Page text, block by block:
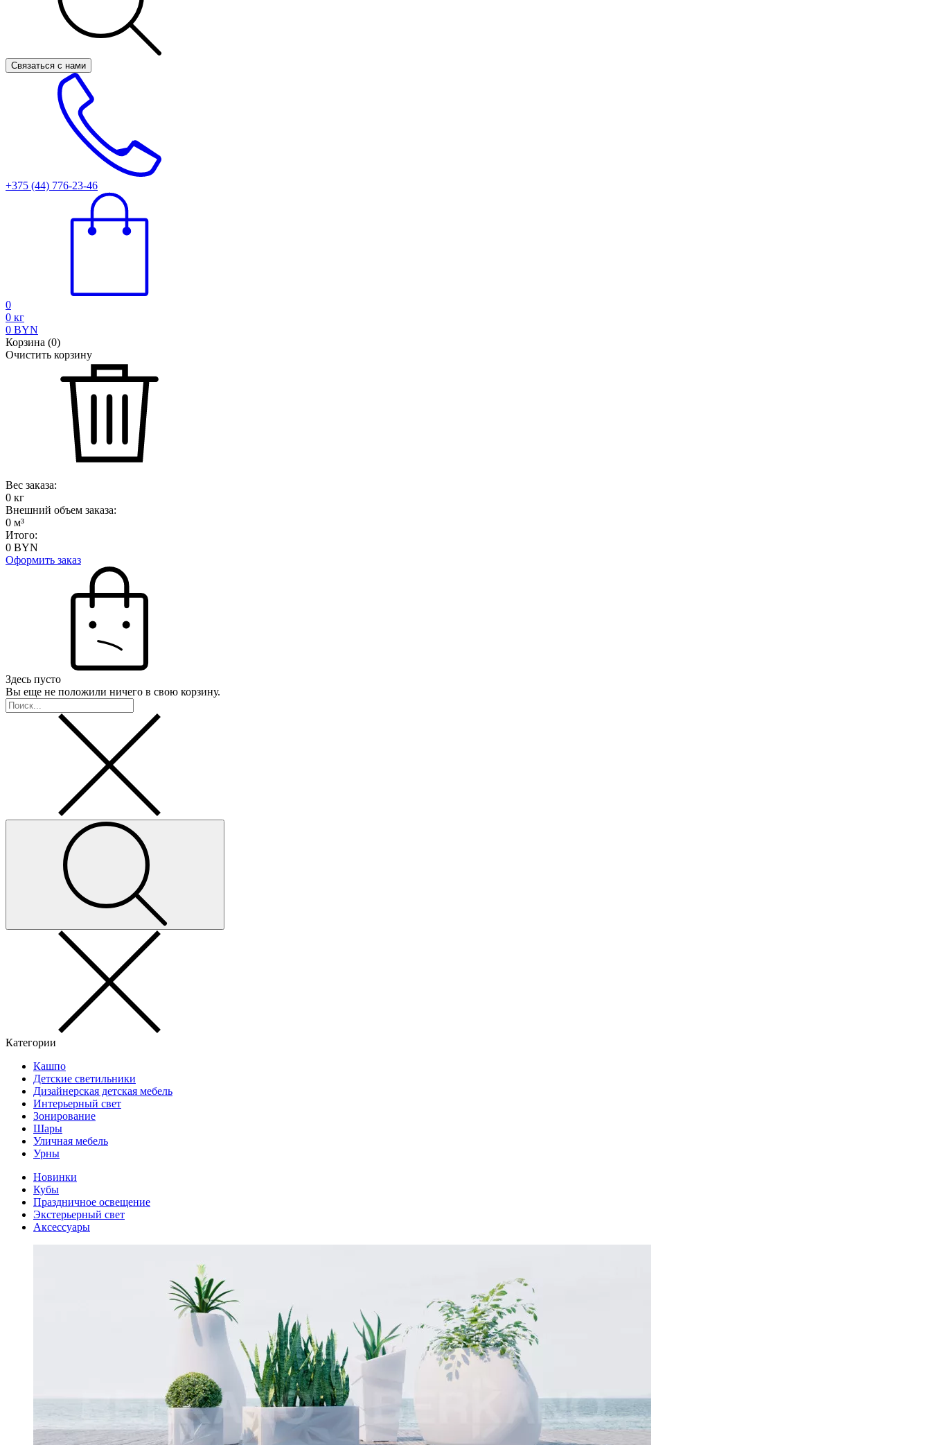
Связаться с нами
+375 (44) 776-23-46
0
0 кг
0 BYN
Корзина (0)
Очистить корзину
Вес заказа:
0 кг
Внешний объем заказа:
0 м³
Итого:
0 BYN
Оформить заказ
Здесь пусто
Вы еще не положили ничего в свою корзину.
Категории
Кашпо
Детские светильники
Дизайнерская детская мебель
Интерьерный свет
Зонирование
Шары
Уличная мебель
Урны
Новинки
Кубы
Праздничное освещение
Экстерьерный свет
Аксессуары